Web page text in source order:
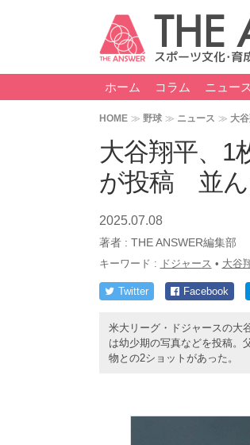
ホーム コラム ニュース
HOME 野球 ニュース 大
大谷翔平、1
が投稿 並ん
2025.07.08
著者 : THE ANSWER編集部
キーワード : ドジャース • 大谷
Twitter Facebook
米大リーグ・ドジャースの大
は幼少期の写真などを投稿。
物との2ショットがあった。